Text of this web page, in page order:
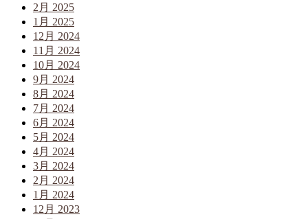
2月 2025
1月 2025
12月 2024
11月 2024
10月 2024
9月 2024
8月 2024
7月 2024
6月 2024
5月 2024
4月 2024
3月 2024
2月 2024
1月 2024
12月 2023